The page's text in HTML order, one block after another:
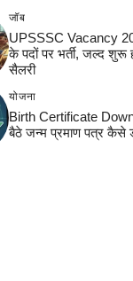
जॉब
UPSSSC Vacancy
के पदों पर भर्ती, जल्द
सैलरी
योजना
Birth Certificate
बैठे जन्म प्रमाण पत्र कैसे